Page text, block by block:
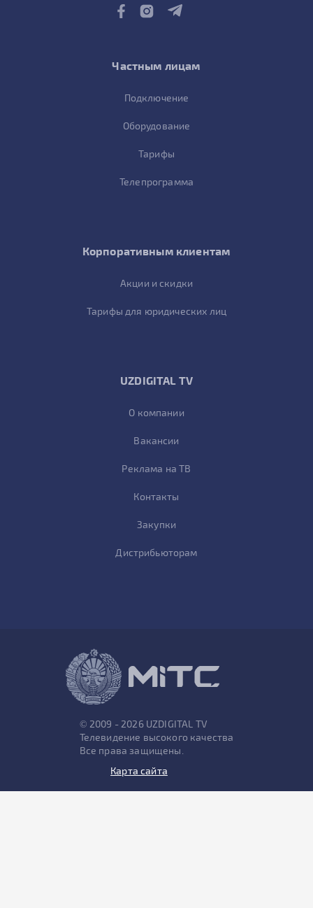
Частным лицам
Подключение
Оборудование
Тарифы
Телепрограмма
Корпоративным клиентам
Акции и скидки
Тарифы для юридических лиц
UZDIGITAL TV
О компании
Вакансии
Реклама на ТВ
Контакты
Закупки
Дистрибьюторам
© 2009 - 2026 UZDIGITAL TV
Телевидение высокого качества
Все права защищены.
Карта сайта